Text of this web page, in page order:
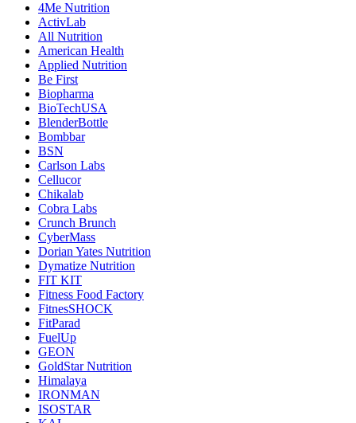
4Me Nutrition
ActivLab
All Nutrition
American Health
Applied Nutrition
Be First
Biopharma
BioTechUSA
BlenderBottle
Bombbar
BSN
Carlson Labs
Cellucor
Chikalab
Cobra Labs
Crunch Brunch
CyberMass
Dorian Yates Nutrition
Dymatize Nutrition
FIT KIT
Fitness Food Factory
FitnesSHOCK
FitParad
FuelUp
GEON
GoldStar Nutrition
Himalaya
IRONMAN
ISOSTAR